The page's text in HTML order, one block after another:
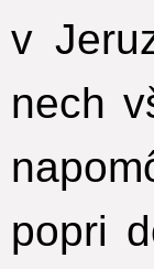
v
nech
popri